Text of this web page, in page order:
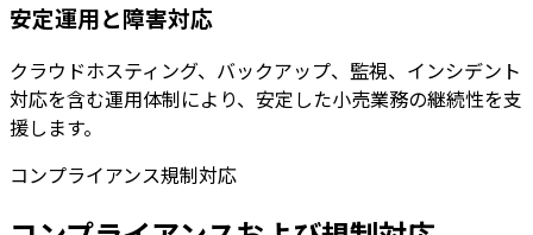
安定運用と障害対応
クラウドホスティング、バックアップ、監視、インシデント
対応を含む運用体制により、安定した小売業務の継続性を支
援します。
コンプライアンス規制対応